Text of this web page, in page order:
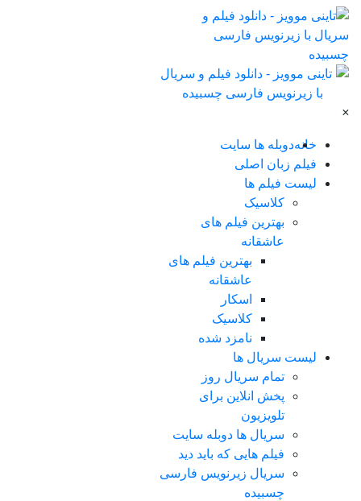
×
خانهدوبله ها سایت
فیلم زبان اصلی
لیست فیلم ها
کلاسیک
بهترین فیلم های
عاشقانه
بهترین فیلم های
عاشقانه
اسکار
کلاسیک
نامزد شده
لیست سریال ها
تمام سریال روز
پخش انلاین برای
تلویزیون
سریال ها دوبله سایت
فیلم هایی که باید دید
سریال زیرنویس فارسی
چسبیده